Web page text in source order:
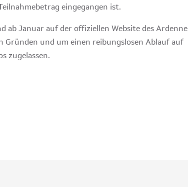
eingegangen ist.
ab Januar auf der offiziellen Website des Ardenne
Gründen und um einen reibungslosen Ablauf auf
zugelassen.